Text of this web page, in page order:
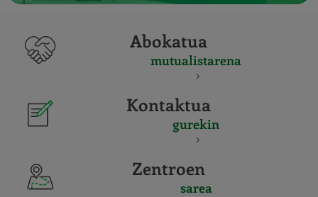
Abokatua
mutualistarena
Kontaktua
gurekin
Zentroen
sarea